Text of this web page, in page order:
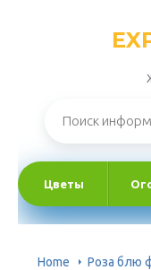
Цветы
Home Роза блю